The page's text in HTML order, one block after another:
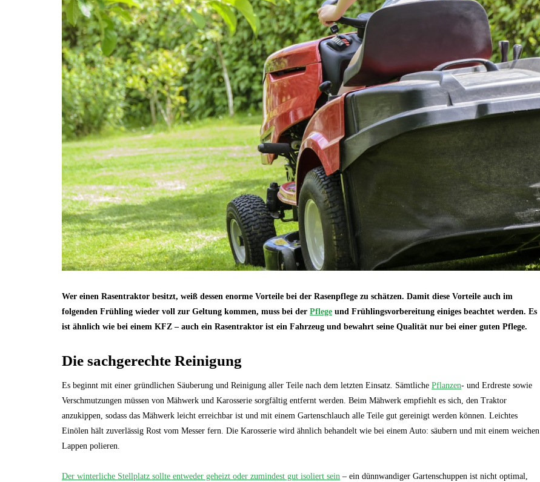
Wer einen Rasentraktor besitzt, weiß dessen enorme Vorteile bei der Rasenpflege zu schätzen. Damit diese Vorteile auch im
folgenden Frühling wieder voll zur Geltung kommen, muss bei der Pflege und Frühlingsvorbereitung einiges beachtet werden. Es
ist ähnlich wie bei einem KFZ – auch ein Rasentraktor ist ein Fahrzeug und bewahrt seine Qualität nur bei einer guten Pflege.
Die sachgerechte Reinigung
Es beginnt mit einer gründlichen Säuberung und Reinigung aller Teile nach dem letzten Einsatz. Sämtliche Pflanzen- und Erdreste sowie
Verschmutzungen müssen von Mähwerk und Karosserie sorgfältig entfernt werden. Beim Mähwerk empfiehlt es sich, den Traktor
anzukippen, sodass das Mähwerk leicht erreichbar ist und mit einem Gartenschlauch alle Teile gut gereinigt werden können. Leichtes
Einölen hält zuverlässig Rost vom Messer fern. Die Karosserie wird ähnlich behandelt wie bei einem Auto: säubern und mit einem weichen
Lappen polieren.
Der winterliche Stellplatz sollte entweder geheizt oder zumindest gut isoliert sein – ein dünnwandiger Gartenschuppen ist nicht optimal,